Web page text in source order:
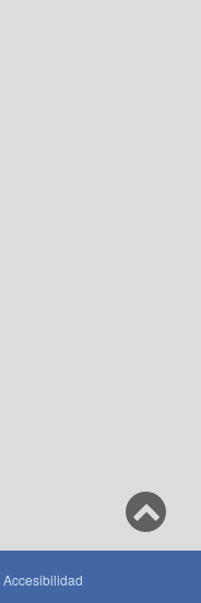
Accesibilidad